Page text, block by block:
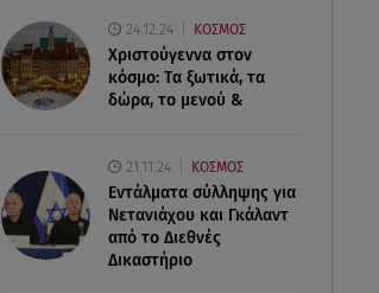
06.08.26 , 20:04
Σαμοθράκη: Συγκλονιστική
διάσωση 15χρονης από
δύσβατο φαράγγι
24.12.24 ΚΟΣΜΟΣ
Χριστούγεννα στον
κόσμο: Tα ξωτικά, τα
δώρα, το μενού &
21.11.24 ΚΟΣΜΟΣ
Εντάλματα σύλληψης για
Νετανιάχου και Γκάλαντ
από το Διεθνές
Δικαστήριο